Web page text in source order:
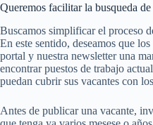
Queremos facilitar la busqueda
Buscamos simplificar el proceso
En este sentido, deseamos que
portal y nuestra newsletter una
encontrar puestos de trabajo
puedan cubrir sus vacantes con
Antes de publicar una vacante,